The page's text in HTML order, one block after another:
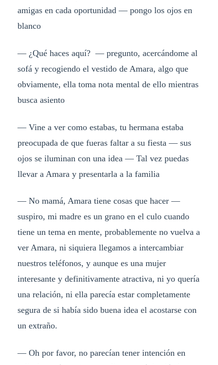
amigas en cada oportunidad — pongo los ojos en
blanco
— ¿Qué haces aquí? — pregunto, acercándome al
sofá y recogiendo el vestido de Amara, algo que
obviamente, ella toma nota mental de ello mientras
busca asiento
— Vine a ver como estabas, tu hermana estaba
preocupada de que fueras faltar a su fiesta — sus
ojos se iluminan con una idea — Tal vez puedas
llevar a Amara y presentarla a la familia
— No mamá, Amara tiene cosas que hacer —
suspiro, mi madre es un grano en el culo cuando
tiene un tema en mente, probablemente no vuelva a
ver Amara, ni siquiera llegamos a intercambiar
nuestros teléfonos, y aunque es una mujer
interesante y definitivamente atractiva, ni yo quería
una relación, ni ella parecía estar completamente
segura de si había sido buena idea el acostarse con
un extraño.
— Oh por favor, no parecían tener intención en